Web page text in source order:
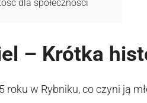
dla społeczności
– Krótka
roku w Rybniku, co czyni ją